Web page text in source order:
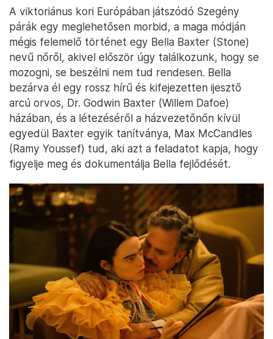
A viktoriánus kori Európában játszódó Szegény
párák egy meglehetősen morbid, a maga módján
mégis felemelő történet egy Bella Baxter (Stone)
nevű nőről, akivel először úgy találkozunk, hogy se
mozogni, se beszélni nem tud rendesen. Bella
bezárva él egy rossz hírű és kifejezetten ijesztő
arcú orvos, Dr. Godwin Baxter (Willem Dafoe)
házában, és a létezéséről a házvezetőnőn kívül
egyedül Baxter egyik tanítványa, Max McCandles
(Ramy Youssef) tud, aki azt a feladatot kapja, hogy
figyelje meg és dokumentálja Bella fejlődését.